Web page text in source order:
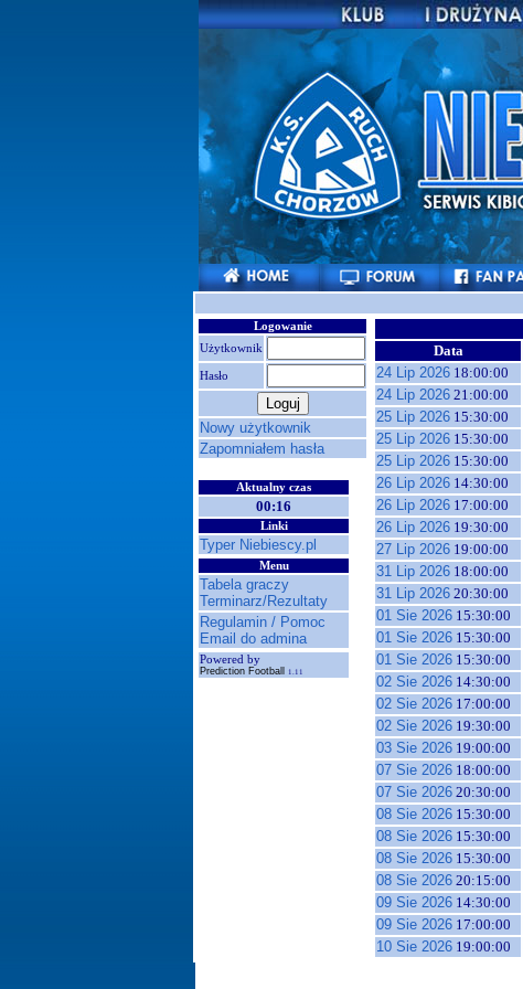
Logowanie
Użytkownik
Hasło
Nowy użytkownik
Zapomniałem hasła
Aktualny czas
00:16
Linki
Typer Niebiescy.pl
Menu
Tabela graczy
Terminarz/Rezultaty
Regulamin / Pomoc
Email do admina
Powered by
Prediction Football 1.11
Data
24 Lip 2026 18:00:00
24 Lip 2026 21:00:00
25 Lip 2026 15:30:00
25 Lip 2026 15:30:00
25 Lip 2026 15:30:00
26 Lip 2026 14:30:00
26 Lip 2026 17:00:00
26 Lip 2026 19:30:00
27 Lip 2026 19:00:00
31 Lip 2026 18:00:00
31 Lip 2026 20:30:00
01 Sie 2026 15:30:00
01 Sie 2026 15:30:00
01 Sie 2026 15:30:00
02 Sie 2026 14:30:00
02 Sie 2026 17:00:00
02 Sie 2026 19:30:00
03 Sie 2026 19:00:00
07 Sie 2026 18:00:00
07 Sie 2026 20:30:00
08 Sie 2026 15:30:00
08 Sie 2026 15:30:00
08 Sie 2026 15:30:00
08 Sie 2026 20:15:00
09 Sie 2026 14:30:00
09 Sie 2026 17:00:00
10 Sie 2026 19:00:00